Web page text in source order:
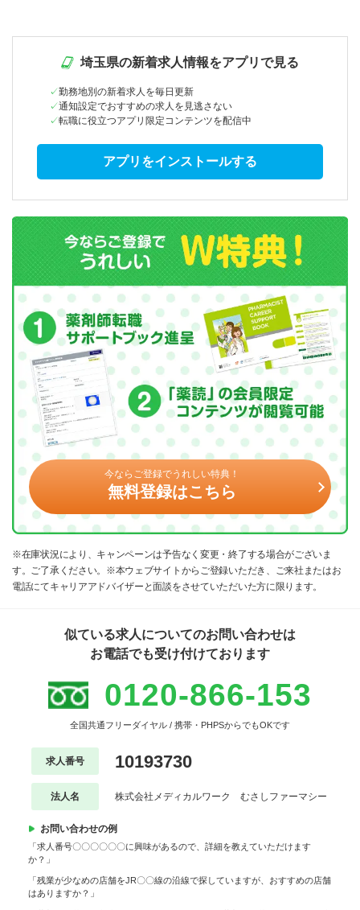
埼玉県の新着求人情報をアプリで見る
勤務地別の新着求人を毎日更新
通知設定でおすすめの求人を見逃さない
転職に役立つアプリ限定コンテンツを配信中
アプリをインストールする
今ならご登録でうれしい特典！
無料登録はこちら
※在庫状況により、キャンペーンは予告なく変更・終了する場合がございま
す。ご了承ください。※本ウェブサイトからご登録いただき、ご来社またはお
電話にてキャリアアドバイザーと面談をさせていただいた方に限ります。
似ている求人についてのお問い合わせは
お電話でも受け付けております
0120-866-153
全国共通フリーダイヤル / 携帯・PHPSからでもOKです
求人番号 10193730
法人名 株式会社メディカルワーク むさしファーマシー
お問い合わせの例
「求人番号〇〇〇〇〇〇に興味があるので、詳細を教えていただけます
か？」
「残業が少なめの店舗をJR〇〇線の沿線で探していますが、おすすめの店舗
はありますか？」